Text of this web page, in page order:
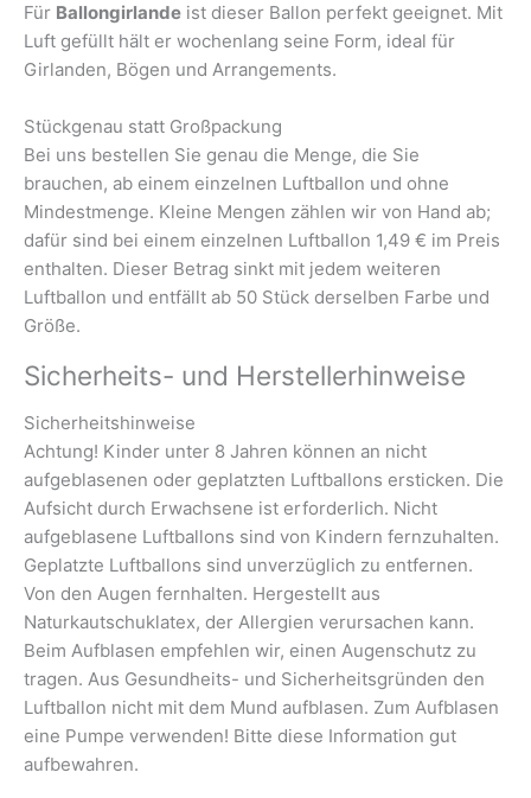
Für Ballongirlande ist dieser Ballon perfekt geeignet. Mit
Luft gefüllt hält er wochenlang seine Form, ideal für
Girlanden, Bögen und Arrangements.
Stückgenau statt Großpackung
Bei uns bestellen Sie genau die Menge, die Sie
brauchen, ab einem einzelnen Luftballon und ohne
Mindestmenge. Kleine Mengen zählen wir von Hand ab;
dafür sind bei einem einzelnen Luftballon 1,49 € im Preis
enthalten. Dieser Betrag sinkt mit jedem weiteren
Luftballon und entfällt ab 50 Stück derselben Farbe und
Größe.
Sicherheits- und Herstellerhinweise
Sicherheitshinweise
Achtung! Kinder unter 8 Jahren können an nicht
aufgeblasenen oder geplatzten Luftballons ersticken. Die
Aufsicht durch Erwachsene ist erforderlich. Nicht
aufgeblasene Luftballons sind von Kindern fernzuhalten.
Geplatzte Luftballons sind unverzüglich zu entfernen.
Von den Augen fernhalten. Hergestellt aus
Naturkautschuklatex, der Allergien verursachen kann.
Beim Aufblasen empfehlen wir, einen Augenschutz zu
tragen. Aus Gesundheits- und Sicherheitsgründen den
Luftballon nicht mit dem Mund aufblasen. Zum Aufblasen
eine Pumpe verwenden! Bitte diese Information gut
aufbewahren.